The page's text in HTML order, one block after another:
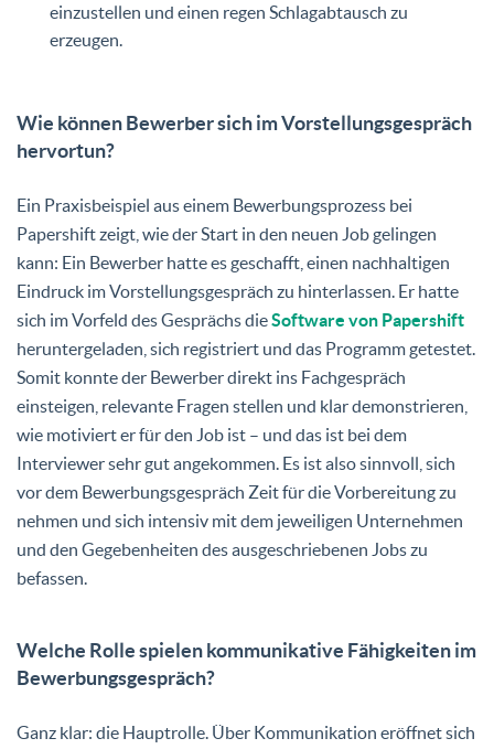
einzustellen und einen regen Schlagabtausch zu
erzeugen.
Wie können Bewerber sich im Vorstellungsgespräch
hervortun?
Ein Praxisbeispiel aus einem Bewerbungsprozess bei
Papershift zeigt, wie der Start in den neuen Job gelingen
kann: Ein Bewerber hatte es geschafft, einen nachhaltigen
Eindruck im Vorstellungsgespräch zu hinterlassen. Er hatte
sich im Vorfeld des Gesprächs dieSoftware von Papershift
heruntergeladen, sich registriert und das Programm getestet.
Somit konnte der Bewerber direkt ins Fachgespräch
einsteigen, relevante Fragen stellen und klar demonstrieren,
wie motiviert er für den Job ist – und das ist bei dem
Interviewer sehr gut angekommen. Es ist also sinnvoll, sich
vor dem Bewerbungsgespräch Zeit für die Vorbereitung zu
nehmen und sich intensiv mit dem jeweiligen Unternehmen
und den Gegebenheiten des ausgeschriebenen Jobs zu
befassen.
Welche Rolle spielen kommunikative Fähigkeiten im
Bewerbungsgespräch?
Ganz klar: die Hauptrolle. Über Kommunikation eröffnet sich